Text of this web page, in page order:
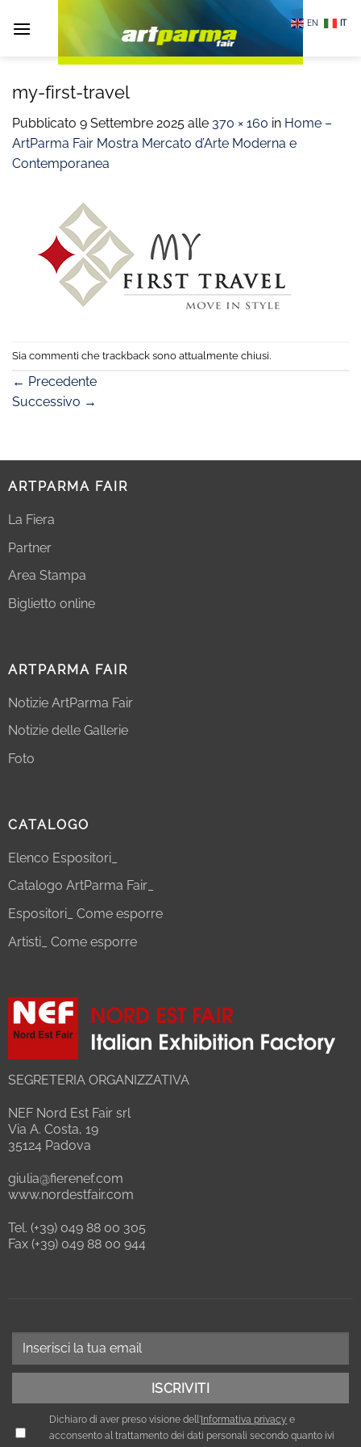
my-first-travel
Pubblicato 9 Settembre 2025 alle 370 × 160 in Home –
ArtParma Fair Mostra Mercato d’Arte Moderna e
Contemporanea
Sia commenti che trackback sono attualmente chiusi.
← Precedente
Successivo →
ARTPARMA FAIR
La Fiera
Partner
Area Stampa
Biglietto online
ARTPARMA FAIR
Notizie ArtParma Fair
Notizie delle Gallerie
Foto
CATALOGO
Elenco Espositori_
Catalogo ArtParma Fair_
Espositori_ Come esporre
Artisti_ Come esporre
SEGRETERIA ORGANIZZATIVA
NEF Nord Est Fair srl
Via A. Costa, 19
35124 Padova
giulia@fierenef.com
www.nordestfair.com
Tel. (+39) 049 88 00 305
Fax (+39) 049 88 00 944
Dichiaro di aver preso visione dell' Informativa privacy e
acconsento al trattamento dei dati personali secondo quanto ivi
EN IT